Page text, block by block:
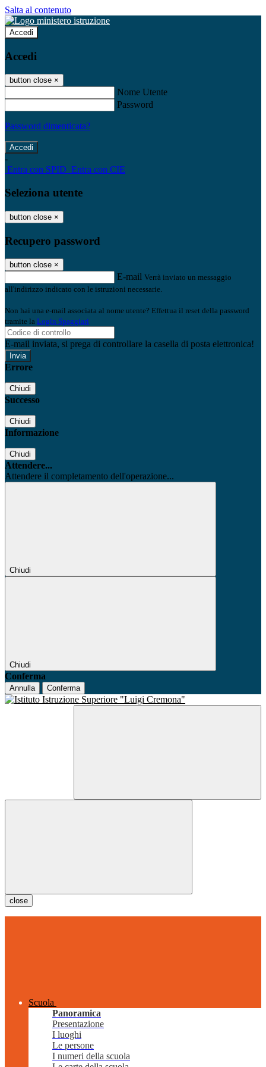
Salta al contenuto
Accedi
Accedi
button close ×
Nome Utente
Password
Password dimenticata?
-
Entra con SPID Entra con CIE
Seleziona utente
button close ×
Recupero password
button close ×
E-mail Verrà inviato un messaggio
all'indirizzo indicato con le istruzioni necessarie.
Non hai una e-mail associata al nome utente? Effettua il reset della password
tramite la Login Spaggiari
E-mail inviata, si prega di controllare la casella di posta elettronica!
Errore
Chiudi
Successo
Chiudi
Informazione
Chiudi
Attendere...
Attendere il completamento dell'operazione...
Chiudi
Chiudi
Conferma
Annulla Conferma
close
Scuola
Panoramica
Presentazione
I luoghi
Le persone
I numeri della scuola